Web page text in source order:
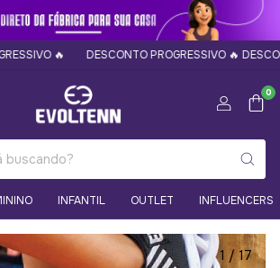
🔥 DESCONTO PROGRESSIVO 🔥 DESCONTO
0
INFANTIL OUTLET INFLUENCERS
1 /17